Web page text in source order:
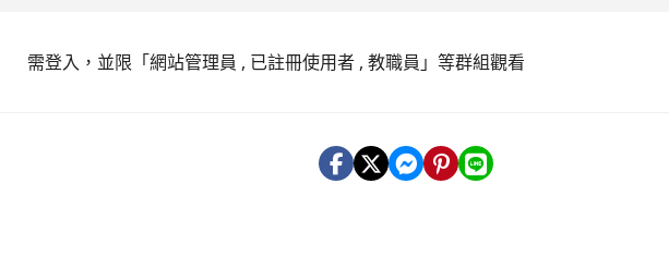
需登入，並限「網站管理員 , 已註冊使用者 , 教職員」等群組觀看